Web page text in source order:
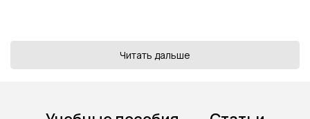
Читать дальше